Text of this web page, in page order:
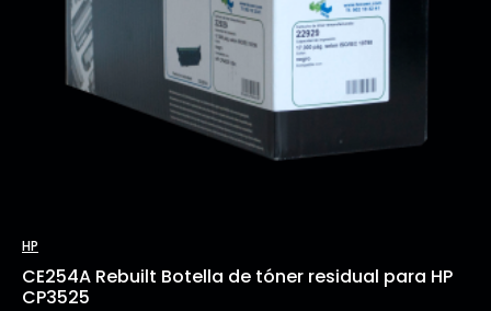
HP
CE254A Rebuilt Botella de tóner residual para HP
CP3525